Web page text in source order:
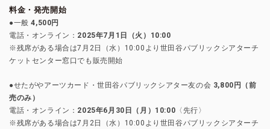
料金・発売開始
●一般4,500円
電話・オンライン： 2025年7月1日（火）10:00
※残席がある場合は7月2日（水）10:00より世田谷パブリックシアターチ
ケットセンター窓口でも販売開始
●せたがやアーツカード・世田谷パブリックシアター友の会 3,800円（前
売のみ）
電話・オンライン： 2025年6月30日（月）10:00 〈先行〉
※残席がある場合は7月2日（水）10:00より世田谷パブリックシアターチ